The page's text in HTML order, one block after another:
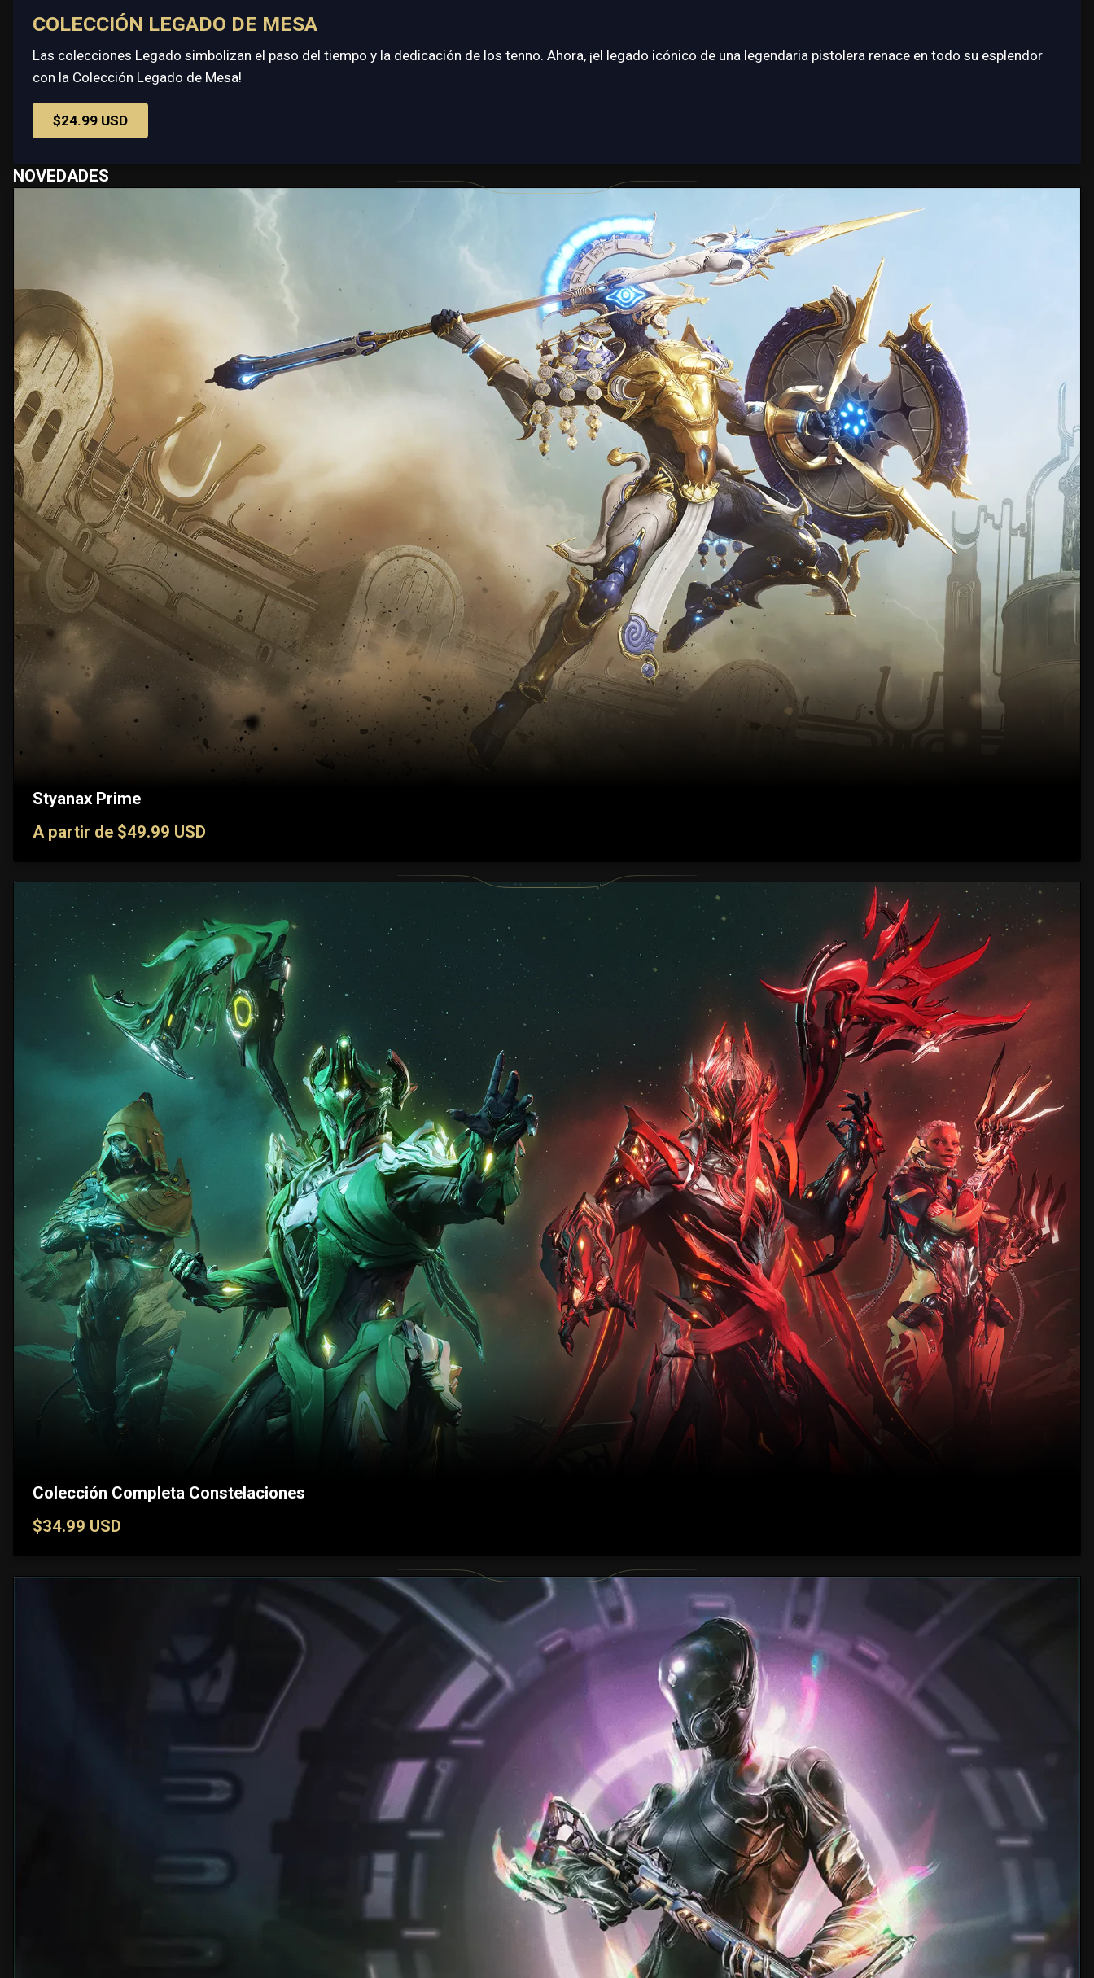
COLECCIÓN LEGADO DE MESA
Las colecciones Legado simbolizan el paso del tiempo y la dedicación de los tenno. Ahora, ¡el legado icónico de una legendaria pistolera renace en todo su esplendor
con la Colección Legado de Mesa!
$24.99 USD
NOVEDADES
Styanax Prime
A partir de $49.99 USD
Colección Completa Constelaciones
$34.99 USD